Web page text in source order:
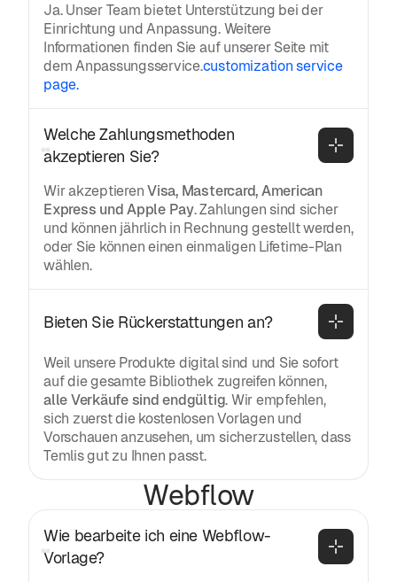
Ja. Unser Team bietet Unterstützung bei der
Einrichtung und Anpassung. Weitere
Informationen finden Sie auf unserer Seite mit
dem Anpassungsservice.customization service
page.
Welche Zahlungsmethoden
akzeptieren Sie?
Wir akzeptierenVisa, Mastercard, American
Express und Apple Pay. Zahlungen sind sicher
und können jährlich in Rechnung gestellt werden,
oder Sie können einen einmaligen Lifetime-Plan
wählen.
Bieten Sie Rückerstattungen an?
Weil unsere Produkte digital sind und Sie sofort
auf die gesamte Bibliothek zugreifen können,
alle Verkäufe sind endgültig. Wir empfehlen,
sich zuerst die kostenlosen Vorlagen und
Vorschauen anzusehen, um sicherzustellen, dass
Temlis gut zu Ihnen passt.
Webflow
Wie bearbeite ich eine Webflow-
Vorlage?